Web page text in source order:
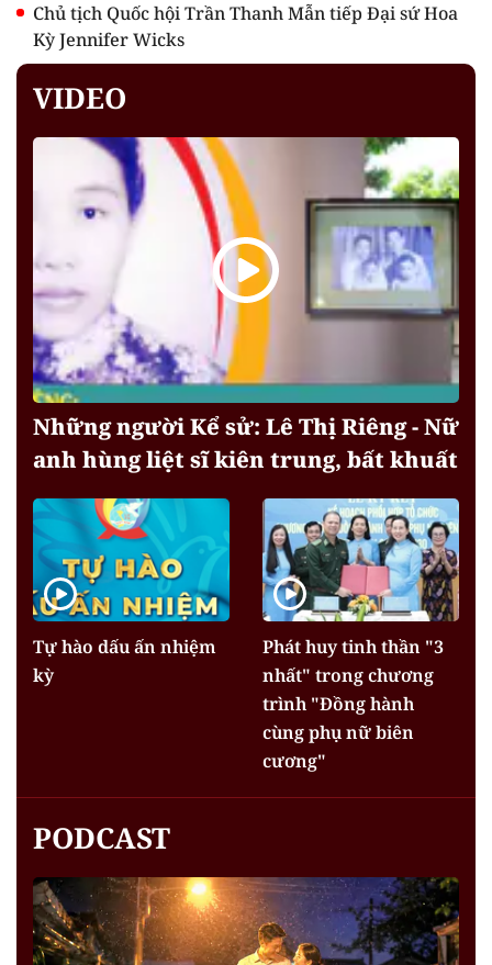
Chủ tịch Quốc hội Trần Thanh Mẫn tiếp Đại sứ Hoa
Kỳ Jennifer Wicks
VIDEO
Những người Kể sử: Lê Thị Riêng - Nữ
anh hùng liệt sĩ kiên trung, bất khuất
Tự hào dấu ấn nhiệm
kỳ
Phát huy tinh thần "3
nhất" trong chương
trình "Đồng hành
cùng phụ nữ biên
cương"
PODCAST